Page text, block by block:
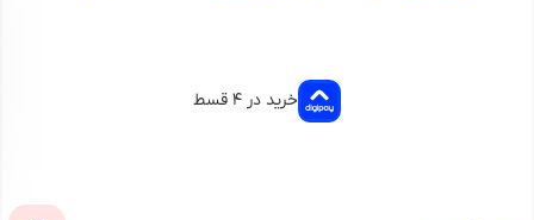
خرید در ۴ قسط